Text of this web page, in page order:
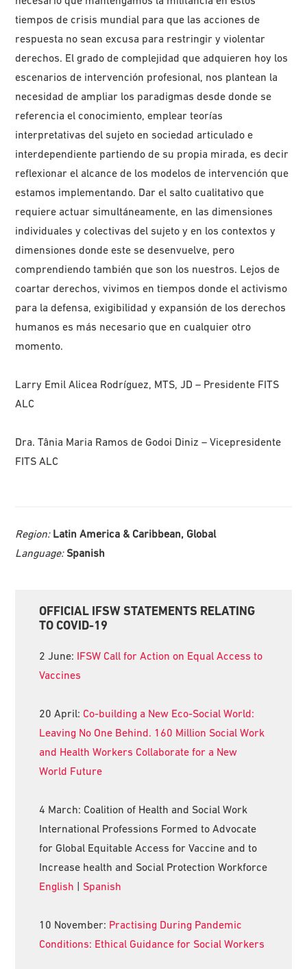
tiempos de crisis mundial para que las acciones de
respuesta no sean excusa para restringir y violentar
derechos. El grado de complejidad que adquieren hoy los
escenarios de intervención profesional, nos plantean la
necesidad de ampliar los paradigmas desde donde se
referencia el conocimiento, emplear teorías
interpretativas del sujeto en sociedad articulado e
interdependiente partiendo de su propia mirada, es decir
reflexionar el alcance de los modelos de intervención que
estamos implementando. Dar el salto cualitativo que
requiere actuar simultáneamente, en las dimensiones
individuales y colectivas del sujeto y en los contextos y
dimensiones donde este se desenvuelve, pero
comprendiendo también que son los nuestros. Lejos de
coartar derechos, vivimos en tiempos donde el activismo
para la defensa, exigibilidad y expansión de los derechos
humanos es más necesario que en cualquier otro
momento.
Larry Emil Alicea Rodríguez, MTS, JD – Presidente FITS
ALC
Dra. Tânia Maria Ramos de Godoi Diniz – Vicepresidente
FITS ALC
Region: Latin America & Caribbean, Global
Language: Spanish
Primary
Sidebar
OFFICIAL IFSW STATEMENTS RELATING
TO COVID-19
2 June: IFSW Call for Action on Equal Access to
Vaccines
20 April: Co-building a New Eco-Social World:
Leaving No One Behind. 160 Million Social Work
and Health Workers Collaborate for a New
World Future
4 March: Coalition of Health and Social Work
International Professions Formed to Advocate
for Global Equitable Access for Vaccine and to
Increase health and Social Protection Workforce
English | Spanish
10 November: Practising During Pandemic
Conditions: Ethical Guidance for Social Workers